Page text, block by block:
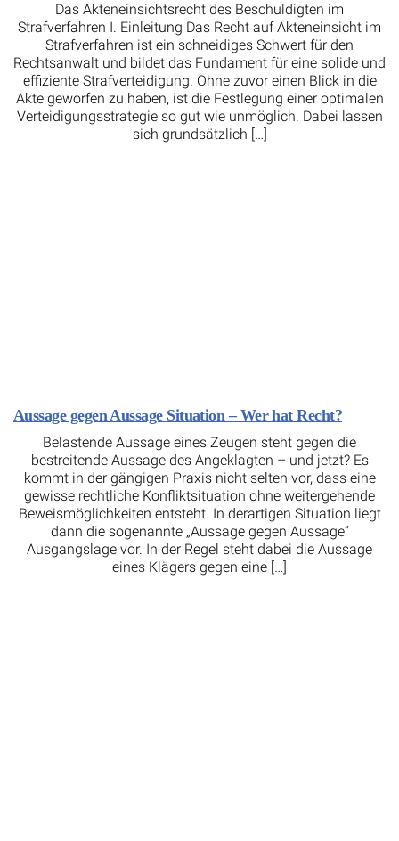
Das Akteneinsichtsrecht des Beschuldigten im
Strafverfahren I. Einleitung Das Recht auf Akteneinsicht im
Strafverfahren ist ein schneidiges Schwert für den
Rechtsanwalt und bildet das Fundament für eine solide und
effiziente Strafverteidigung. Ohne zuvor einen Blick in die
Akte geworfen zu haben, ist die Festlegung einer optimalen
Verteidigungsstrategie so gut wie unmöglich. Dabei lassen
sich grundsätzlich […]
Aussage gegen Aussage Situation – Wer hat Recht?
Belastende Aussage eines Zeugen steht gegen die
bestreitende Aussage des Angeklagten – und jetzt? Es
kommt in der gängigen Praxis nicht selten vor, dass eine
gewisse rechtliche Konfliktsituation ohne weitergehende
Beweismöglichkeiten entsteht. In derartigen Situation liegt
dann die sogenannte „Aussage gegen Aussage“
Ausgangslage vor. In der Regel steht dabei die Aussage
eines Klägers gegen eine […]